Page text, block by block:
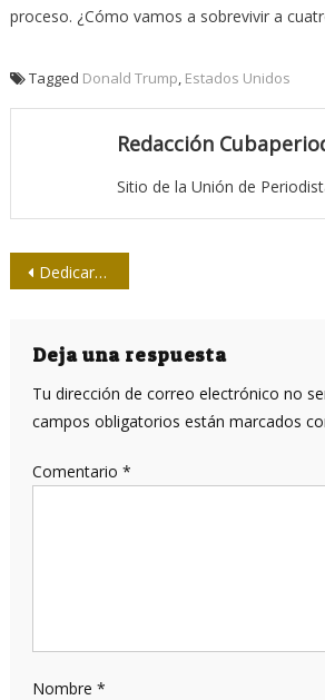
proceso. ¿Cómo vamos a sobrevivir a
Tagged Donald Trump, Estados Unidos
Redacción
Sitio de la Unión de
Navegación
entradas
Dedicarán a Fidel Jornada de la Prensa en Ciego de Ávila
Deja una respuesta
Tu dirección de correo electrónico no
campos obligatorios están marcados
Comentario *
Nombre *